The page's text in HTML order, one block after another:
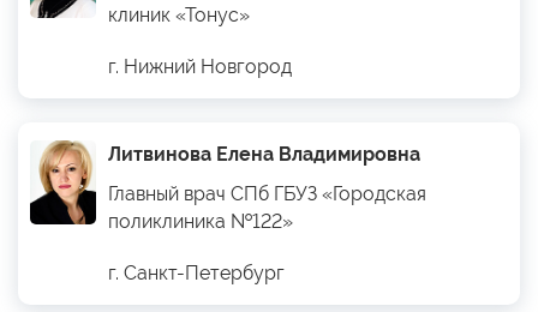
клиник «Тонус»
г. Нижний Новгород
Литвинова Елена Владимировна
Главный врач СПб ГБУЗ «Городская
поликлиника №122»
г. Санкт-Петербург